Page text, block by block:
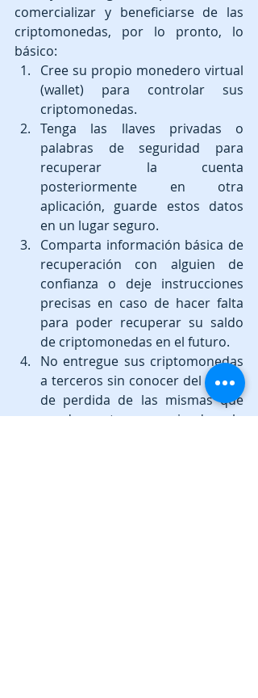
comercializar y beneficiarse de las
criptomonedas, por lo pronto, lo
básico:
Cree su propio monedero virtual
(wallet) para controlar sus
criptomonedas.
Tenga las llaves privadas o
palabras de seguridad para
recuperar la cuenta
posteriormente en otra
aplicación, guarde estos datos
en un lugar seguro.
Comparta información básica de
recuperación con alguien de
confianza o deje instrucciones
precisas en caso de hacer falta
para poder recuperar su saldo
de criptomonedas en el futuro.
No entregue sus criptomonedas
a terceros sin conocer del riesgo
de perdida de las mismas que
pueda estar asumiendo, lo